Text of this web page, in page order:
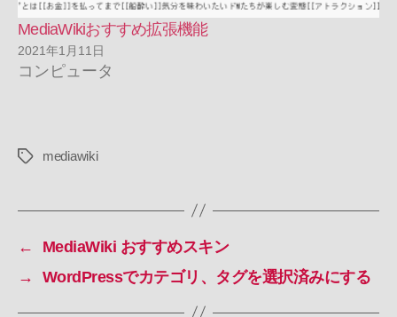
MediaWikiおすすめ拡張機能
2021年1月11日
コンピュータ
タ
mediawiki
←
MediaWiki おすすめスキン
→
WordPressでカテゴリ、タグを選択済みにする